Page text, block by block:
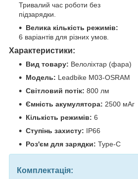
Тривалий час роботи без
підзарядки.
Велика кількість режимів:
6 варіантів для різних умов.
Характеристики:
Вид товару: Велоліхтар (фара)
Модель: Leadbike M03-OSRAM
Світловий потік: 800 лм
Ємність акумулятора: 2500 мАг
Кількість режимів: 6
Ступінь захисту: IP66
Роз'єм для зарядки: Type-C
Комплектація: